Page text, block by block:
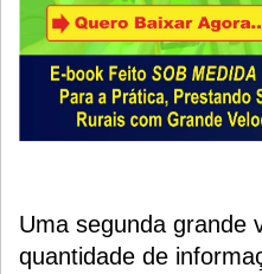
Uma segunda grande
quantidade de